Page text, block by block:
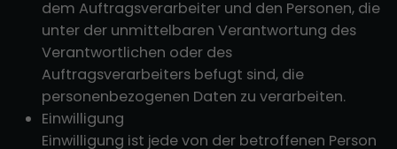
dem Auftragsverarbeiter und den Personen, die
unter der unmittelbaren Verantwortung des
Verantwortlichen oder des
Auftragsverarbeiters befugt sind, die
personenbezogenen Daten zu verarbeiten.
Einwilligung
Einwilligung ist jede von der betroffenen Person